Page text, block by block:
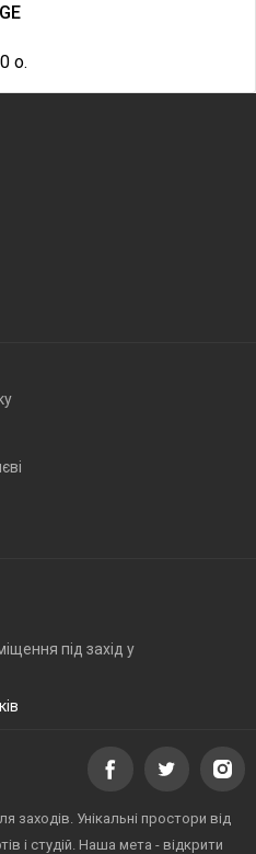
о.
під захід у
заходів. Унікальні простори від
і студій. Наша мета - відкрити